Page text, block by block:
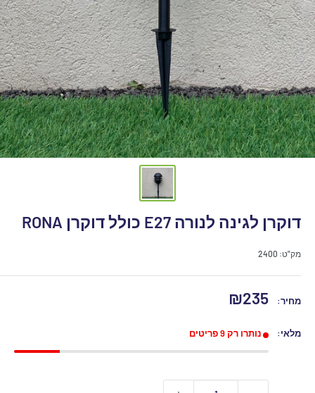
דוקרן לגינה לנורה E27 כולל דוקרן RONA
מק"ט: 2400
מחיר:
מחיר
₪235
מלאי: נותרו רק 9 פריטים